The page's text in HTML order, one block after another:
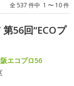
全 537 件中 1 〜 10 件
56回“ECOプ
エコプロ56